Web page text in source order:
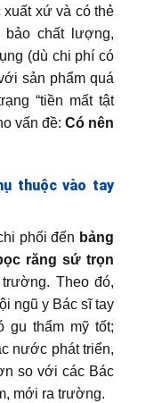
xuất xứ và có thẻ
bảo chất lượng,
(dù chi phí có
sản phẩm quá
“tiền mất tật
vấn đề: Có nên
thuộc vào tay
phối đến bảng
răng sứ trọn
Theo đó,
ngũ y Bác sĩ tay
gu thẩm mỹ tốt;
nước phát triển,
so với các Bác
mới ra trường.